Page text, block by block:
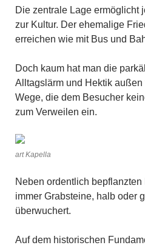
Die zentrale Lage ermöglicht
zur Kultur. Der ehemalige
erreichen wie mit Bus und
Doch kaum hat man die
Alltagslärm und Hektik
Wege, die dem Besucher
zum Verweilen ein.
art Kapella
Neben ordentlich
immer Grabsteine, halb oder
überwuchert.
Auf dem historischen